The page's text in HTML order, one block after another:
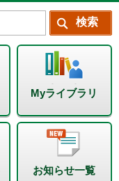
Myライブラリ
お知らせ一覧